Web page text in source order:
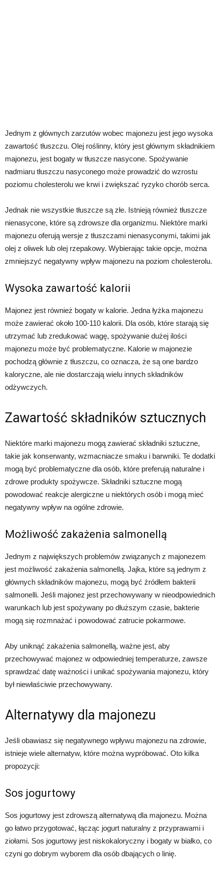
Jednym z głównych zarzutów wobec majonezu jest jego wysoka
zawartość tłuszczu. Olej roślinny, który jest głównym składnikiem
majonezu, jest bogaty w tłuszcze nasycone. Spożywanie
nadmiaru tłuszczu nasyconego może prowadzić do wzrostu
poziomu cholesterolu we krwi i zwiększać ryzyko chorób serca.
Jednak nie wszystkie tłuszcze są złe. Istnieją również tłuszcze
nienasycone, które są zdrowsze dla organizmu. Niektóre marki
majonezu oferują wersje z tłuszczami nienasyconymi, takimi jak
olej z oliwek lub olej rzepakowy. Wybierając takie opcje, można
zmniejszyć negatywny wpływ majonezu na poziom cholesterolu.
Wysoka zawartość kalorii
Majonez jest również bogaty w kalorie. Jedna łyżka majonezu
może zawierać około 100-110 kalorii. Dla osób, które starają się
utrzymać lub zredukować wagę, spożywanie dużej ilości
majonezu może być problematyczne. Kalorie w majonezie
pochodzą głównie z tłuszczu, co oznacza, że ​​są one bardzo
kaloryczne, ale nie dostarczają wielu innych składników
odżywczych.
Zawartość składników sztucznych
Niektóre marki majonezu mogą zawierać składniki sztuczne,
takie jak konserwanty, wzmacniacze smaku i barwniki. Te dodatki
mogą być problematyczne dla osób, które preferują naturalne i
zdrowe produkty spożywcze. Składniki sztuczne mogą
powodować reakcje alergiczne u niektórych osób i mogą mieć
negatywny wpływ na ogólne zdrowie.
Możliwość zakażenia salmonellą
Jednym z największych problemów związanych z majonezem
jest możliwość zakażenia salmonellą. Jajka, które są jednym z
głównych składników majonezu, mogą być źródłem bakterii
salmonelli. Jeśli majonez jest przechowywany w nieodpowiednich
warunkach lub jest spożywany po dłuższym czasie, bakterie
mogą się rozmnażać i powodować zatrucie pokarmowe.
Aby uniknąć zakażenia salmonellą, ważne jest, aby
przechowywać majonez w odpowiedniej temperaturze, zawsze
sprawdzać datę ważności i unikać spożywania majonezu, który
był niewłaściwie przechowywany.
Alternatywy dla majonezu
Jeśli obawiasz się negatywnego wpływu majonezu na zdrowie,
istnieje wiele alternatyw, które można wypróbować. Oto kilka
propozycji:
Sos jogurtowy
Sos jogurtowy jest zdrowszą alternatywą dla majonezu. Można
go łatwo przygotować, łącząc jogurt naturalny z przyprawami i
ziołami. Sos jogurtowy jest niskokaloryczny i bogaty w białko, co
czyni go dobrym wyborem dla osób dbających o linię.